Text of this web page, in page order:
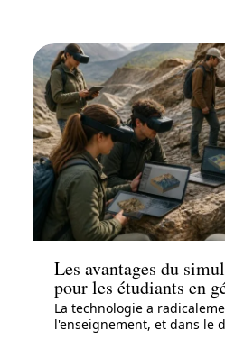
Loisirs
Les avantages du
pour les étudiants en
La technologie a
l'enseignement, et dans le